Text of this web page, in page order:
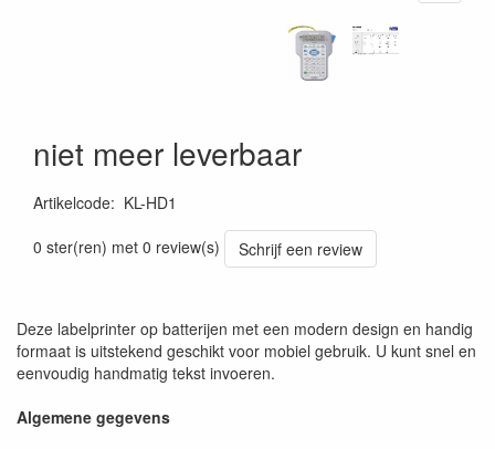
niet meer leverbaar
Artikelcode: KL-HD1
0 ster(ren) met 0 review(s)
Schrijf een review
Deze labelprinter op batterijen met een modern design en handig
formaat is uitstekend geschikt voor mobiel gebruik. U kunt snel en
eenvoudig handmatig tekst invoeren.
Algemene gegevens